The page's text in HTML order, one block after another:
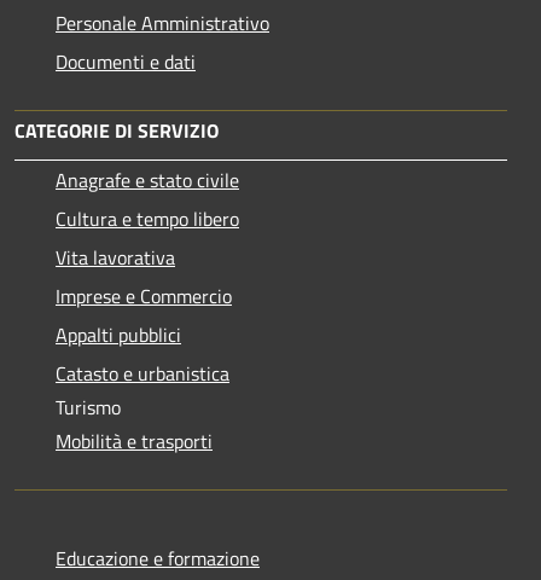
Personale Amministrativo
Documenti e dati
CATEGORIE DI SERVIZIO
Anagrafe e stato civile
Cultura e tempo libero
Vita lavorativa
Imprese e Commercio
Appalti pubblici
Catasto e urbanistica
Turismo
Mobilità e trasporti
Educazione e formazione